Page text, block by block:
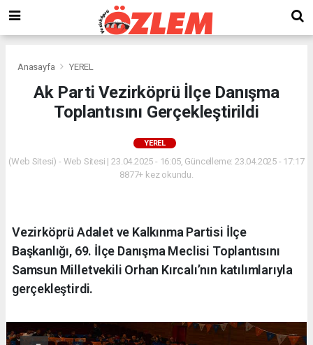
Anasayfa YEREL
Ak Parti Vezirköprü İlçe Danışma
Toplantısını Gerçekleştirildi
YEREL
(Web Sitesi) - Web Sitesi | 23.04.2025 - 16:05, Güncelleme: 23.04.2025 - 17:17
8877+ kez okundu.
Vezirköprü Adalet ve Kalkınma Partisi İlçe
Başkanlığı, 69. İlçe Danışma Meclisi Toplantısını
Samsun Milletvekili Orhan Kırcalı’nın katılımlarıyla
gerçekleştirdi.